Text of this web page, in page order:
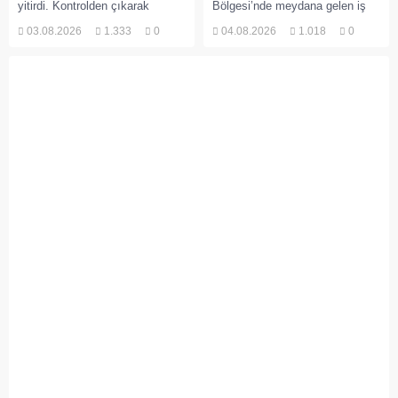
yitirdi. Kontrolden çıkarak
devrilen traktörün altında kalan
03.08.2026 1.333 0
Bölgesi’nde meydana gelen iş
kazasında, pres makinesine
04.08.2026 1.018 0